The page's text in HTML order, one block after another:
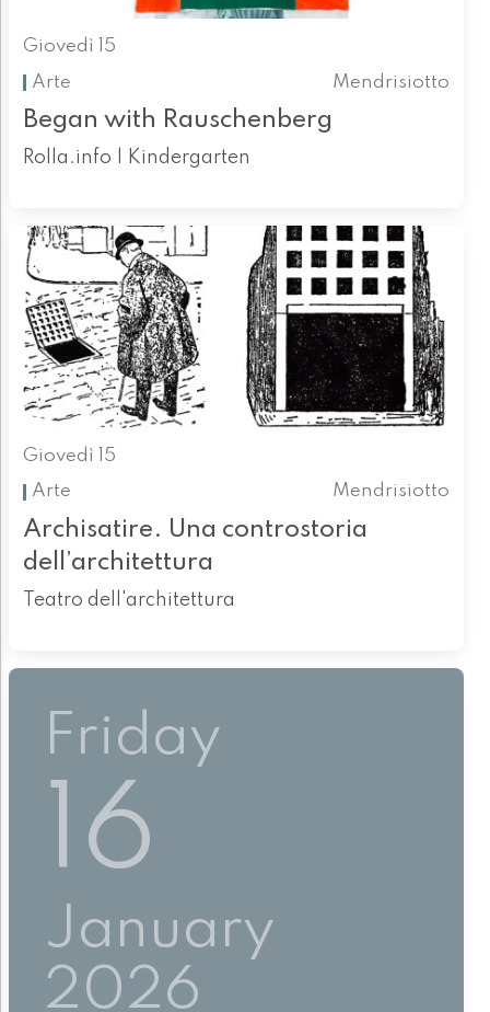
Giovedì 15
Arte
Mendrisiotto
Began with Rauschenberg
Rolla.info | Kindergarten
Giovedì 15
Arte
Mendrisiotto
Archisatire. Una controstoria
dell’architettura
Teatro dell'architettura
Friday
16
January
2026